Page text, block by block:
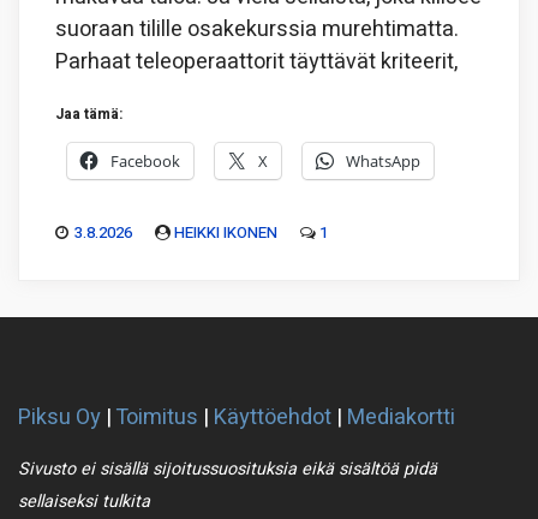
suoraan tilille osakekurssia murehtimatta.
Parhaat teleoperaattorit täyttävät kriteerit,
Jaa tämä:
Facebook X WhatsApp
3.8.2026 HEIKKI IKONEN 1
Piksu Oy |Toimitus | Käyttöehdot | Mediakortti
Sivusto ei sisällä sijoitussuosituksia eikä sisältöä pidä
sellaiseksi tulkita